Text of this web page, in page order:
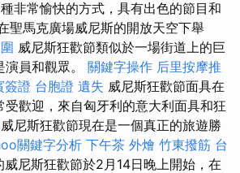
非常愉快的方式，具有出色的節目和
聖馬克廣場威尼斯的開放天空下舉
威尼斯狂歡節類似於一場街道上的巨
員和觀眾。 關鍵字操作 后里按摩推
簽證 台胞證 遺失 威尼斯狂歡節面具在
受歡迎，來自匈牙利的意大利面具和狂
威尼斯狂歡節現在是一個真正的旅遊勝
關鍵字分析 下午茶 外燴 竹東撥筋 台
威尼斯狂歡節於2月14日晚上開始，在